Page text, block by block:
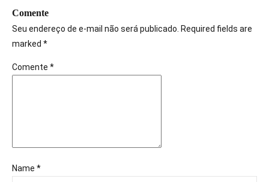
Comente
Seu endereço de e-mail não será publicado. Required fields are
marked *
Comente *
Name *